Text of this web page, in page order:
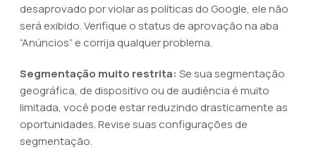
desaprovado por violar as políticas do Google, ele não
será exibido. Verifique o status de aprovação na aba
“Anúncios” e corrija qualquer problema.
Segmentação muito restrita: Se sua segmentação
geográfica, de dispositivo ou de audiência é muito
limitada, você pode estar reduzindo drasticamente as
oportunidades. Revise suas configurações de
segmentação.